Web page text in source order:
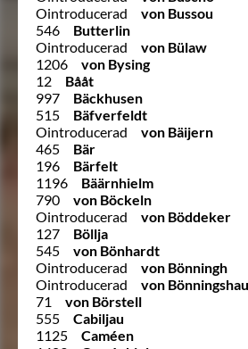
Ointroducerad
von Bussou
546
Butterlin
Ointroducerad
von Bülaw
1206
von Bysing
12
Bååt
997
Bäckhusen
515
Bäfverfeldt
Ointroducerad
von Bäijern
465
Bär
196
Bärfelt
1196
Bäärnhielm
790
von Böckeln
Ointroducerad
von Böddeker
127
Böllja
545
von Bönhardt
Ointroducerad
von Bönningh
Ointroducerad
von
71
von Börstell
555
Cabiljau
1125
Caméen